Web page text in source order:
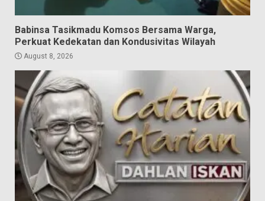
Babinsa Tasikmadu Komsos Bersama Warga,
Perkuat Kedekatan dan Kondusivitas Wilayah
August 8, 2026